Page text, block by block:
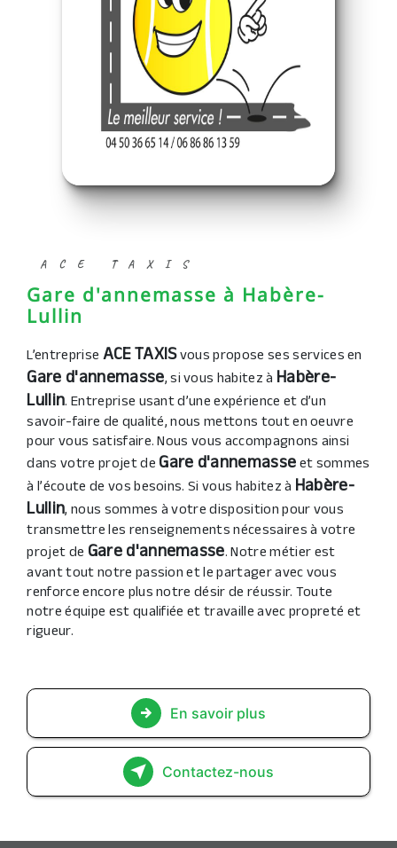
ACE TAXIS
Gare d'annemasse à Habère-
Lullin
L’entrepriseACE TAXISvous propose ses services en
Gare d'annemasse, si vous habitez à Habère-
Lullin. Entreprise usant d’une expérience et d’un
savoir-faire de qualité, nous mettons tout en oeuvre
pour vous satisfaire. Nous vous accompagnons ainsi
dans votre projet deGare d'annemasseet sommes
à l’écoute de vos besoins. Si vous habitez à Habère-
Lullin, nous sommes à votre disposition pour vous
transmettre les renseignements nécessaires à votre
projet de Gare d'annemasse. Notre métier est
avant tout notre passion et le partager avec vous
renforce encore plus notre désir de réussir. Toute
notre équipe est qualifiée et travaille avec propreté et
rigueur.
En savoir plus
Contactez-nous